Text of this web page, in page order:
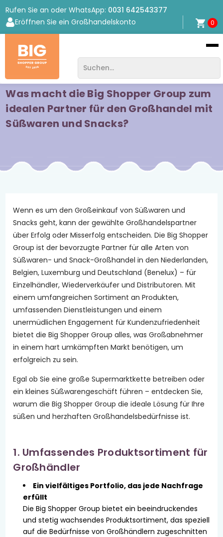
Rufen Sie an oder WhatsApp: 0031 642543377
Eröffnen Sie ein Großhandelskonto
0
Bigshopper
Group
Was macht die Big Shopper Group zum
idealen Partner für den Großhandel mit
Süßwaren und Snacks?
Wenn es um den Großeinkauf von Süßwaren und
Snacks geht, kann der gewählte Großhandelspartner
über Erfolg oder Misserfolg entscheiden. Die Big Shopper
Group ist der bevorzugte Partner für alle Arten von
Süßwaren- und Snack-Großhandel in den Niederlanden,
Belgien, Luxemburg und Deutschland (Benelux) – für
Einzelhändler, Wiederverkäufer und Distributoren. Mit
einem umfangreichen Sortiment an Produkten,
umfassenden Dienstleistungen und einem
unermüdlichen Engagement für Kundenzufriedenheit
bietet die Big Shopper Group alles, was Großabnehmer
in einem hart umkämpften Markt benötigen, um
erfolgreich zu sein.
Egal ob Sie eine große Supermarktkette betreiben oder
ein kleines Süßwarengeschäft führen – entdecken Sie,
warum die Big Shopper Group die ideale Lösung für Ihre
süßen und herzhaften Großhandelsbedürfnisse ist.
1. Umfassendes Produktsortiment für
Großhändler
Ein vielfältiges Portfolio, das jede Nachfrage
erfüllt
Die Big Shopper Group bietet ein beeindruckendes
und stetig wachsendes Produktsortiment, das speziell
auf die Bedürfnisse von Großhändlern zugeschnitten